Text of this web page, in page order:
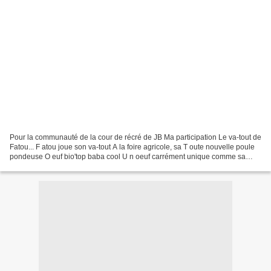
Pour la communauté de la cour de récré de JB Ma participation Le va-tout de
Fatou... F atou joue son va-tout A la foire agricole, sa T oute nouvelle poule
pondeuse O euf bio'top baba cool U n oeuf carrément unique comme sa